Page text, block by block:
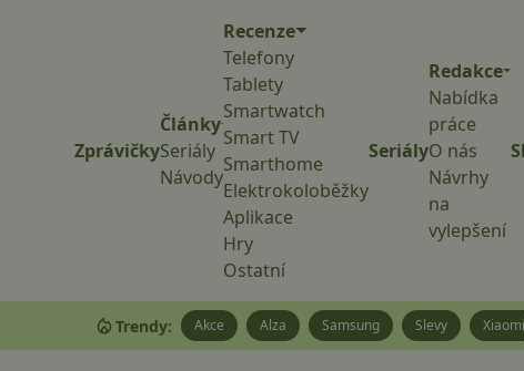
Zprávičky
Články
Seriály
Návody
Recenze
Telefony
Tablety
Smartwatch
Smart TV
Smarthome
Elektrokoloběžky
Aplikace
Hry
Ostatní
Seriály
Redakce
Nabídka
práce
O nás
Návrhy
na
vylepšení
Trendy: Akce Alza Samsung Slevy Xiaomi